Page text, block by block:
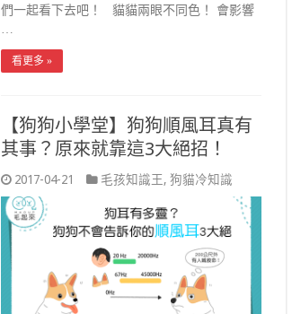
們一起看下去吧！ 貓貓兩眼不同色！ 會影響
看更多 »
【狗狗小學堂】狗狗順風耳真有
其事？原來就靠這3大絕招！
2017-04-21 毛孩知識王, 狗貓冷知識